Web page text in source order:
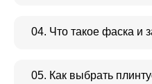
04. Что такое фаска и
05. Как выбрать